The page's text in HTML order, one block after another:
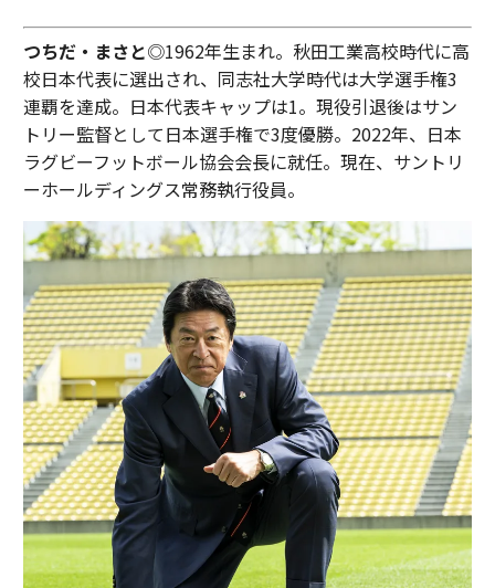
つちだ・まさと◎1962年生まれ。秋田工業高校時代に高
校日本代表に選出され、同志社大学時代は大学選手権3
連覇を達成。日本代表キャップは1。現役引退後はサン
トリー監督として日本選手権で3度優勝。2022年、日本
ラグビーフットボール協会会長に就任。現在、サントリ
ーホールディングス常務執行役員。